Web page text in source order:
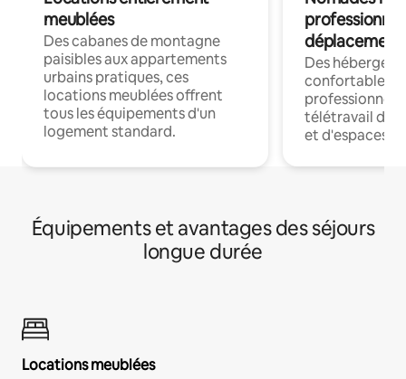
meublées
Des cabanes de montagne
paisibles aux appartements
urbains pratiques, ces
locations meublées offrent
tous les équipements d'un
logement standard.
déplacement
Des
confortables
professionnels
télétravail
et d'espaces
Équipements et avantages des séjours
longue durée
Locations meublées